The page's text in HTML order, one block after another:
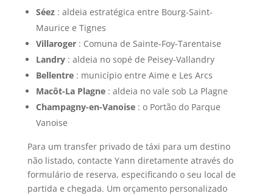
Séez: aldeia estratégica entre Bourg-Saint-
Maurice e Tignes
Villaroger: Comuna de Sainte-Foy-Tarentaise
Landry: aldeia no sopé de Peisey-Vallandry
Bellentre: município entre Aime e Les Arcs
Macôt-La Plagne: aldeia no vale sob La Plagne
Champagny-en-Vanoise: o Portão do Parque
Vanoise
Para um transfer privado de táxi para um destino
não listado, contacte Yann diretamente através do
formulário de reserva, especificando o seu local de
partida e chegada. Um orçamento personalizado